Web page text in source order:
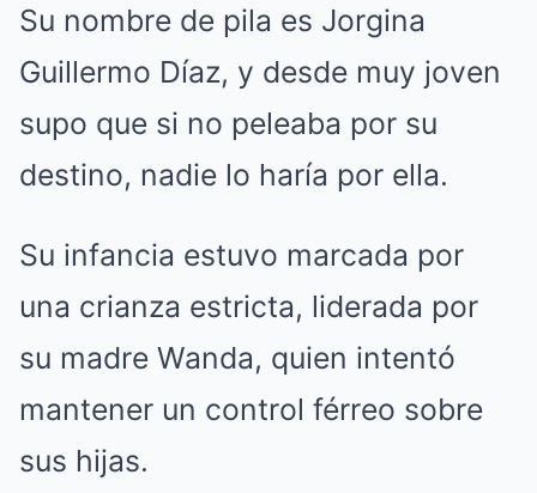
Su nombre de pila es Jorgina
Guillermo Díaz, y desde muy joven
supo que si no peleaba por su
destino, nadie lo haría por ella.
Su infancia estuvo marcada por
una crianza estricta, liderada por
su madre Wanda, quien intentó
mantener un control férreo sobre
sus hijas.